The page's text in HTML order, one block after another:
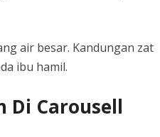
air besar. Kandungan zat
ibu hamil.
Di Carousell